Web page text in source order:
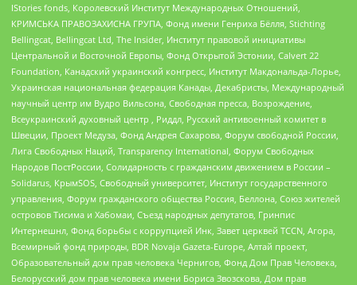
IStories fonds, Королевский Институт Международных Отношений,
КРИМСЬКА ПРАВОЗАХИСНА ГРУПА, Фонд имени Генриха Бёлля, Stichting
Bellingcat, Bellingcat Ltd, The Insider, Институт правовой инициативы
Центральной и Восточной Европы, Фонд Открытой Эстонии, Calvert 22
Foundation, Канадский украинский конгресс, Институт Макдональда-Лорье,
Украинская национальная федерация Канады, Декабристы, Международный
научный центр им Вудро Вильсона, Свободная пресса, Возрождение,
Всеукраинский духовный центр , Риддл, Русский антивоенный комитет в
Швеции, Проект Медуза, Фонд Андрея Сахарова, Форум свободной России,
Лига Свободных Наций, Transparеncy International, Форум Свободных
Народов ПостРоссии, Солидарность с гражданским движением в России –
Solidarus, КрымSOS, Свободный университет, Институт государственного
управления, Форум гражданского общества Россия, Беллона, Союз жителей
островов Тисима и Хабомаи, Съезд народных депутатов, Гринпис
Интернешнл, Фонд борьбы с коррупцией Инк, Завет церквей TCCN, Агора,
Всемирный фонд природы, BDR Novaja Gazeta-Europe, Алтай проект,
Образовательный дом прав человека Чернигов, Фонд Дом Прав Человека,
Белорусский дом прав человека имени Бориса Звозскова, Дом прав